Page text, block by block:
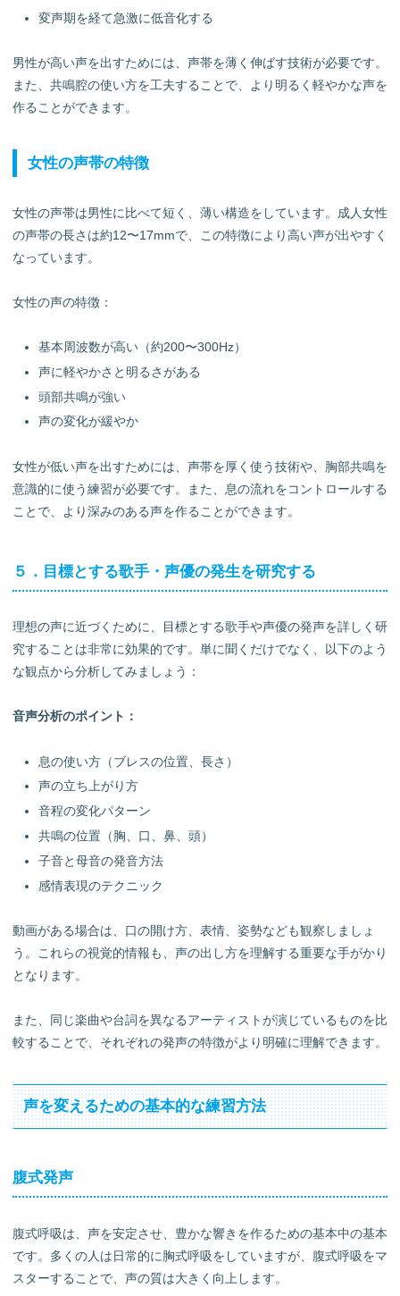
変声期を経て急激に低音化する
男性が高い声を出すためには、声帯を薄く伸ばす技術が必要です。
また、共鳴腔の使い方を工夫することで、より明るく軽やかな声を
作ることができます。
女性の声帯の特徴
女性の声帯は男性に比べて短く、薄い構造をしています。成人女性
の声帯の長さは約12〜17mmで、この特徴により高い声が出やすく
なっています。
女性の声の特徴：
基本周波数が高い（約200〜300Hz）
声に軽やかさと明るさがある
頭部共鳴が強い
声の変化が緩やか
女性が低い声を出すためには、声帯を厚く使う技術や、胸部共鳴を
意識的に使う練習が必要です。また、息の流れをコントロールする
ことで、より深みのある声を作ることができます。
５．目標とする歌手・声優の発生を研究する
理想の声に近づくために、目標とする歌手や声優の発声を詳しく研
究することは非常に効果的です。単に聞くだけでなく、以下のよう
な観点から分析してみましょう：
音声分析のポイント：
息の使い方（ブレスの位置、長さ）
声の立ち上がり方
音程の変化パターン
共鳴の位置（胸、口、鼻、頭）
子音と母音の発音方法
感情表現のテクニック
動画がある場合は、口の開け方、表情、姿勢なども観察しましょ
う。これらの視覚的情報も、声の出し方を理解する重要な手がかり
となります。
また、同じ楽曲や台詞を異なるアーティストが演じているものを比
較することで、それぞれの発声の特徴がより明確に理解できます。
声を変えるための基本的な練習方法
腹式発声
腹式呼吸は、声を安定させ、豊かな響きを作るための基本中の基本
です。多くの人は日常的に胸式呼吸をしていますが、腹式呼吸をマ
スターすることで、声の質は大きく向上します。